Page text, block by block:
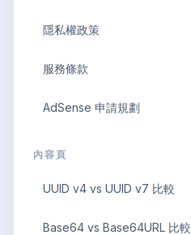
隱私權政策
服務條款
AdSense 申請規劃
內容頁
UUID v4 vs UUID v7 比較
Base64 vs Base64URL 比較